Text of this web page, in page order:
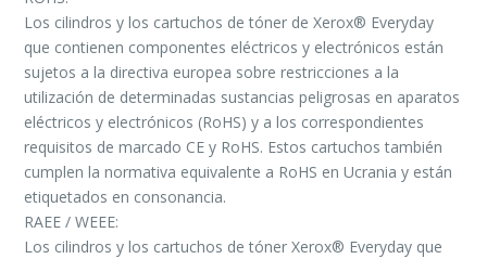
Los cilindros y los cartuchos de tóner de Xerox® Everyday
que contienen componentes eléctricos y electrónicos están
sujetos a la directiva europea sobre restricciones a la
utilización de determinadas sustancias peligrosas en aparatos
eléctricos y electrónicos (RoHS) y a los correspondientes
requisitos de marcado CE y RoHS. Estos cartuchos también
cumplen la normativa equivalente a RoHS en Ucrania y están
etiquetados en consonancia.
RAEE / WEEE:
Los cilindros y los cartuchos de tóner Xerox® Everyday que